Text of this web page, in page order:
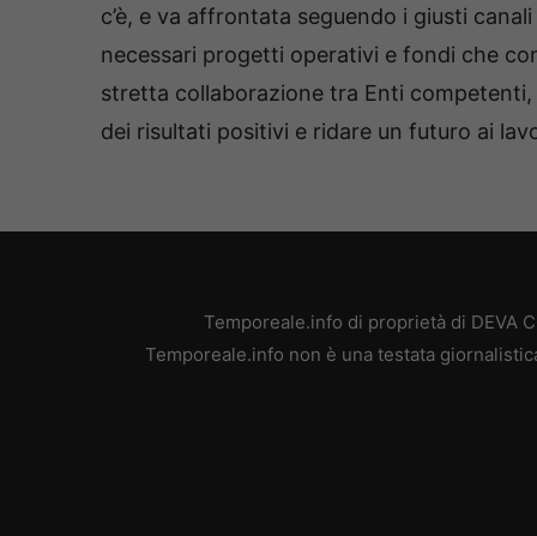
c’è, e va affrontata seguendo i giusti
necessari progetti operativi e fondi che
stretta collaborazione tra Enti
dei risultati positivi e ridare un futuro ai
Temporeale.info di proprietà di DEVA
Temporeale.info non è una testata